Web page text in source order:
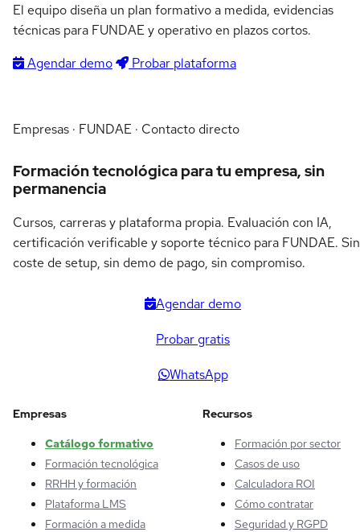
El equipo diseña un plan formativo a medida, evidencias
técnicas para FUNDAE y operativo en plazos cortos.
Agendar demo
Probar plataforma
Empresas · FUNDAE · Contacto directo
Formación tecnológica para tu empresa, sin
permanencia
Cursos, carreras y plataforma propia. Evaluación con IA,
certificación verificable y soporte técnico para FUNDAE. Sin
coste de setup, sin demo de pago, sin compromiso.
Agendar demo
Probar gratis
WhatsApp
Empresas
Catálogo formativo
Formación tecnológica
RRHH y formación
Plataforma LMS
Formación a medida
Recursos
Formación por sector
Casos de uso
Calculadora ROI
Cómo contratar
Seguridad y RGPD